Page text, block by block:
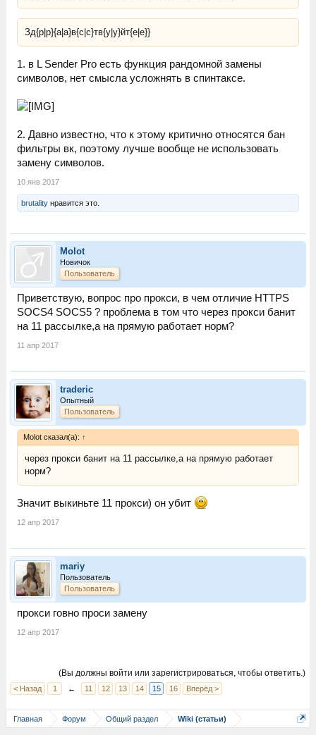
Зд{p|р}{a|а}в{с|c}тв{у|y}йт{е|e}}
1. в L Sender Pro есть функция рандомной замены
символов, нет смысла усложнять в спинтаксе.
2. Давно известно, что к этому критично относятся бан
фильтры вк, поэтому лучше вообще не использовать
замену символов.
10 янв 2017
brutality нравится это.
Molot
Новичок
Пользователь
Приветствую, вопрос про прокси, в чем отличие HTTPS
SOCS4 SOCS5 ? проблема в том что через прокси банит
на 11 рассылке,а на прямую работает норм?
11 апр 2017
traderic
Опытный
Пользователь
Molot сказал(а): ↑
через прокси банит на 11 рассылке,а на прямую работает
норм?
Значит выкиньте 11 прокси) он убит
12 апр 2017
mariy
Пользователь
Пользователь
прокси говно проси замену
12 апр 2017
(Вы должны войти или зарегистрироваться, чтобы ответить.)
< Назад 1 ← 11 12 13 14 15 16 Вперёд >
Главная Форум Общий раздел Wiki (статьи)